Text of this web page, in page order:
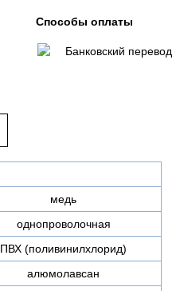
Способы оплаты
Банковский перевод
медь
однопроволочная
ПВХ (поливинилхлорид)
алюмолавсан